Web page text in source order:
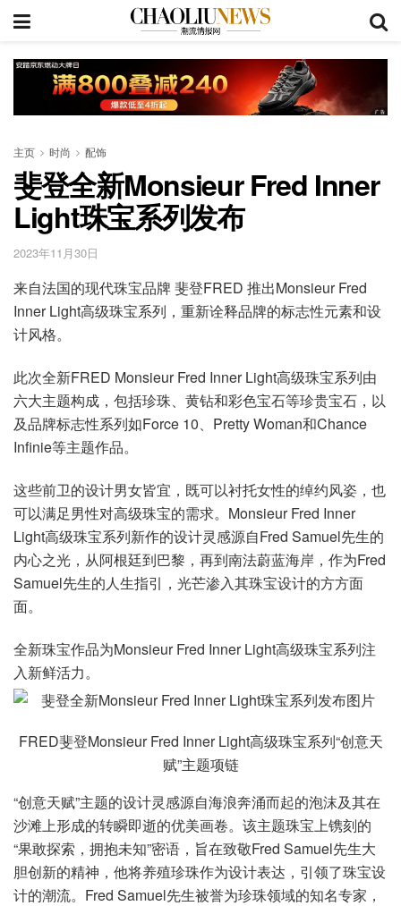
主页 时尚 配饰
斐登全新Monsieur Fred Inner
Light珠宝系列发布
2023年11月30日
来自法国的现代珠宝品牌 斐登FRED 推出Monsieur Fred
Inner Light高级珠宝系列，重新诠释品牌的标志性元素和设
计风格。
此次全新FRED Monsieur Fred Inner Light高级珠宝系列由
六大主题构成，包括珍珠、黄钻和彩色宝石等珍贵宝石，以
及品牌标志性系列如Force 10、Pretty Woman和Chance
Infinie等主题作品。
这些前卫的设计男女皆宜，既可以衬托女性的绰约风姿，也
可以满足男性对高级珠宝的需求。Monsieur Fred Inner
Light高级珠宝系列新作的设计灵感源自Fred Samuel先生的
内心之光，从阿根廷到巴黎，再到南法蔚蓝海岸，作为Fred
Samuel先生的人生指引，光芒渗入其珠宝设计的方方面
面。
全新珠宝作品为Monsieur Fred Inner Light高级珠宝系列注
入新鲜活力。
FRED斐登Monsieur Fred Inner Light高级珠宝系列“创意天
赋”主题项链
“创意天赋”主题的设计灵感源自海浪奔涌而起的泡沫及其在
沙滩上形成的转瞬即逝的优美画卷。该主题珠宝上镌刻的
“果敢探索，拥抱未知”密语，旨在致敬Fred Samuel先生大
胆创新的精神，他将养殖珍珠作为设计表达，引领了珠宝设
计的潮流。Fred Samuel先生被誉为珍珠领域的知名专家，